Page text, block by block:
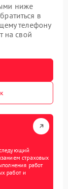
ниже
в
телефону
на свой
страховых
работ
работ и